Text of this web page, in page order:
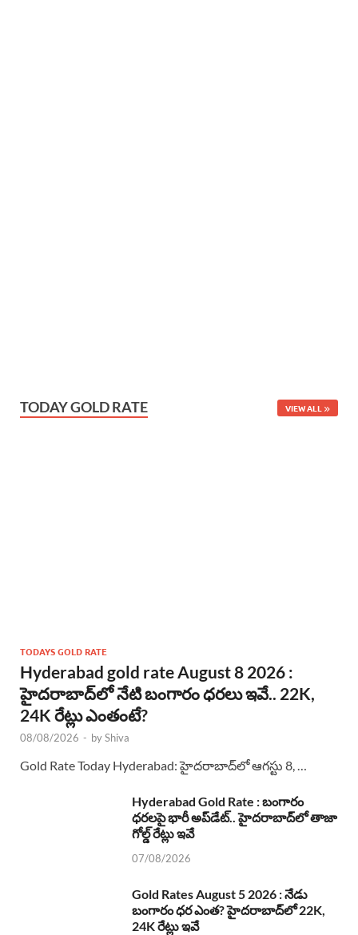
TODAY GOLD RATE VIEW ALL
TODAYS GOLD RATE
Hyderabad gold rate August 8 2026 :
హైదరాబాద్‌లో నేటి బంగారం ధరలు ఇవే.. 22K,
24K రేట్లు ఎంతంటే?
08/08/2026 - byShiva
Gold Rate Today Hyderabad: హైదరాబాద్‌లో ఆగస్టు 8, …
Hyderabad Gold Rate : బంగారం
ధరలపై భారీ అప్‌డేట్.. హైదరాబాద్‌లో తాజా
గోల్డ్ రేట్లు ఇవే
07/08/2026
Gold Rates August 5 2026 : నేడు
బంగారం ధర ఎంత? హైదరాబాద్‌లో 22K,
24K రేట్లు ఇవే